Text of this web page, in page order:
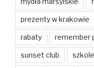
prezenty w krakowie
rabaty remember
sunset club